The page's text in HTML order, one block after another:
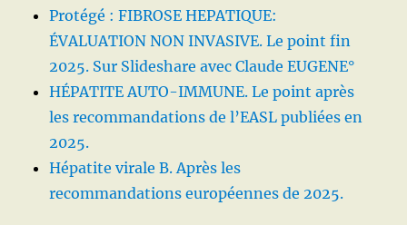
Protégé : FIBROSE HEPATIQUE:
ÉVALUATION NON INVASIVE. Le point fin
2025. Sur Slideshare avec Claude EUGENE°
HÉPATITE AUTO-IMMUNE. Le point après
les recommandations de l’EASL publiées en
2025.
Hépatite virale B. Après les
recommandations européennes de 2025.